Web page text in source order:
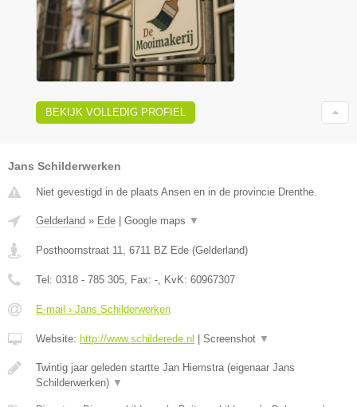
BEKIJK VOLLEDIG PROFIEL
Jans Schilderwerken
Niet gevestigd in de plaats Ansen en in de provincie Drenthe.
Gelderland » Ede | Google maps ▼
Posthoornstraat 11 6711 BZ Ede (Gelderland)
Tel: 0318 - 785 305 , Fax: - , KvK: 60967307
E-mail › Jans Schilderwerken
Website: http://www.schilderede.nl | Screenshot ▼
Twintig jaar geleden startte Jan Hiemstra (eigenaar Jans
Schilderwerken) ▼